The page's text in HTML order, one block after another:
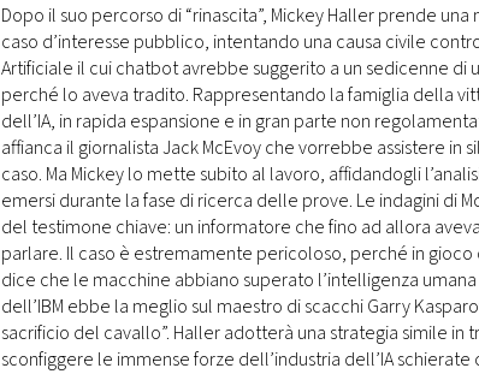
Dopo il suo percorso di “rinascita”, Mickey Haller prende
caso d’interesse pubblico, intentando una causa civile
Artificiale il cui chatbot avrebbe suggerito a un sedicenne di
perché lo aveva tradito. Rappresentando la famiglia della
dell’IA, in rapida espansione e in gran parte non
affianca il giornalista Jack McEvoy che vorrebbe assistere in
caso. Ma Mickey lo mette subito al lavoro, affidandogli
emersi durante la fase di ricerca delle prove. Le indagini di
del testimone chiave: un informatore che fino ad allora
parlare. Il caso è estremamente pericoloso, perché in gioco
dice che le macchine abbiano superato l’intelligenza
dell’IBM ebbe la meglio sul maestro di scacchi Garry
sacrificio del cavallo”. Haller adotterà una strategia simile in
sconfiggere le immense forze dell’industria dell’IA